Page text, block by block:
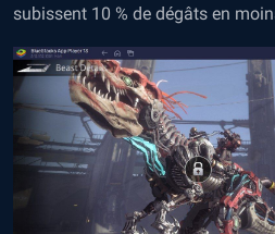
subissent 10 % de dégâts en